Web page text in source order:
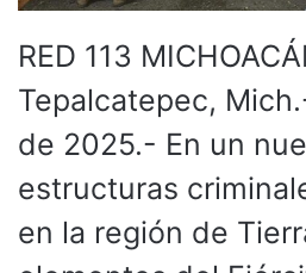
RED 113
Tepalcatepec,
de 2025.- En un
estructuras
en la región de